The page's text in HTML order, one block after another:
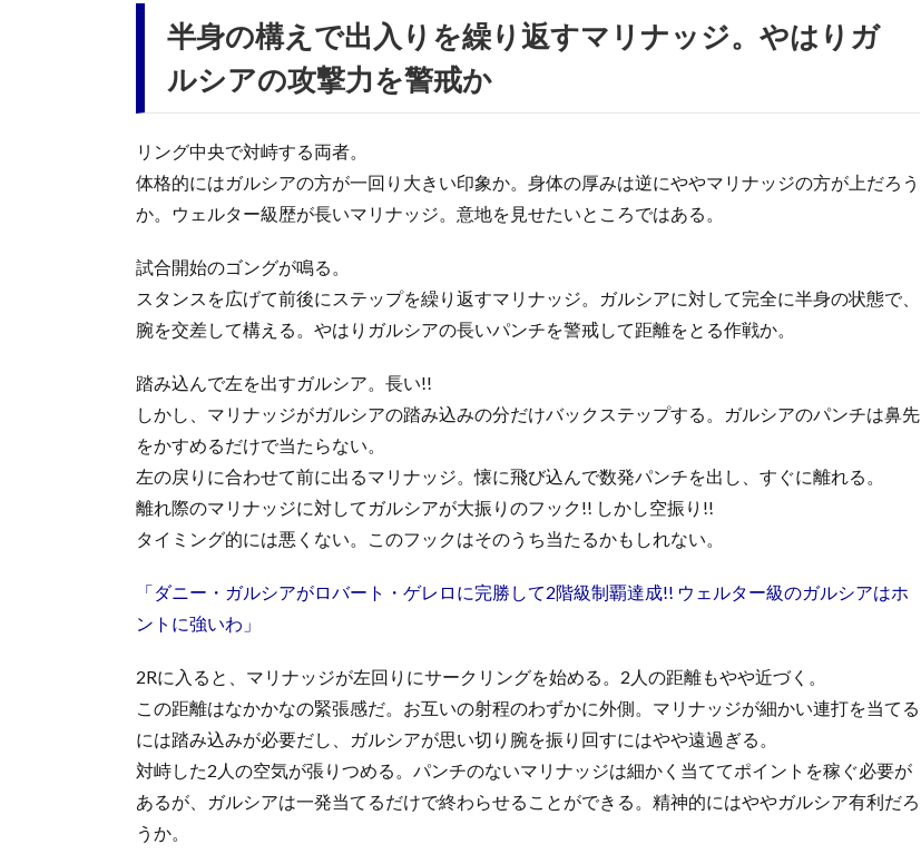
半身の構えで出入りを繰り返すマリナッジ。やはりガ
ルシアの攻撃力を警戒か
リング中央で対峙する両者。
体格的にはガルシアの方が一回り大きい印象か。身体の厚みは逆にややマリナッジの方が上だろう
か。ウェルター級歴が長いマリナッジ。意地を見せたいところではある。
試合開始のゴングが鳴る。
スタンスを広げて前後にステップを繰り返すマリナッジ。ガルシアに対して完全に半身の状態で、
腕を交差して構える。やはりガルシアの長いパンチを警戒して距離をとる作戦か。
踏み込んで左を出すガルシア。長い!!
しかし、マリナッジがガルシアの踏み込みの分だけバックステップする。ガルシアのパンチは鼻先
をかすめるだけで当たらない。
左の戻りに合わせて前に出るマリナッジ。懐に飛び込んで数発パンチを出し、すぐに離れる。
離れ際のマリナッジに対してガルシアが大振りのフック!! しかし空振り!!
タイミング的には悪くない。このフックはそのうち当たるかもしれない。
「ダニー・ガルシアがロバート・ゲレロに完勝して2階級制覇達成!! ウェルター級のガルシアはホ
ントに強いわ」
2Rに入ると、マリナッジが左回りにサークリングを始める。2人の距離もやや近づく。
この距離はなかかなの緊張感だ。お互いの射程のわずかに外側。マリナッジが細かい連打を当てる
には踏み込みが必要だし、ガルシアが思い切り腕を振り回すにはやや遠過ぎる。
対峙した2人の空気が張りつめる。パンチのないマリナッジは細かく当ててポイントを稼ぐ必要が
あるが、ガルシアは一発当てるだけで終わらせることができる。精神的にはややガルシア有利だろ
うか。